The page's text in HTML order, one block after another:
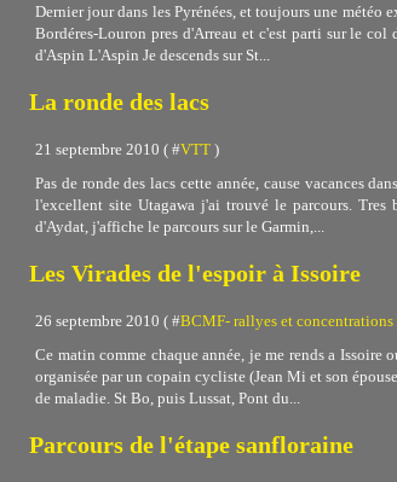
Dernier jour dans les Pyrénées, et toujours une météo
Bordéres-Louron pres d'Arreau et c'est parti sur le
d'Aspin L'Aspin Je descends sur St...
La ronde des lacs
21 septembre 2010 ( #VTT )
Pas de ronde des lacs cette année, cause vacances
l'excellent site Utagawa j'ai trouvé le parcours.
d'Aydat, j'affiche le parcours sur le Garmin,...
Les Virades de l'espoir à Issoire
26 septembre 2010 ( #BCMF- rallyes et concentrations
Ce matin comme chaque année, je me rends a
organisée par un copain cycliste (Jean Mi et son
de maladie. St Bo, puis Lussat, Pont du...
Parcours de l'étape sanfloraine